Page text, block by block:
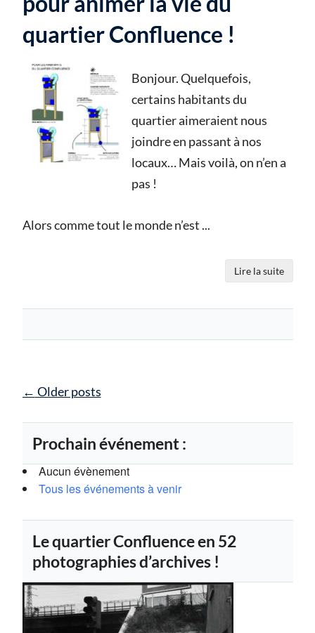
quartier Confluence !
Bonjour. Quelquefois,
certains habitants du
quartier aimeraient nous
joindre en passant à nos
locaux… Mais voilà, on n’en a
pas !
Alors comme tout le monde n’est ...
Lire la suite
Posts
← Older posts
Prochain événement :
Aucun évènement
Tous les événements à venir
Le quartier Confluence en 52
photographies d’archives !